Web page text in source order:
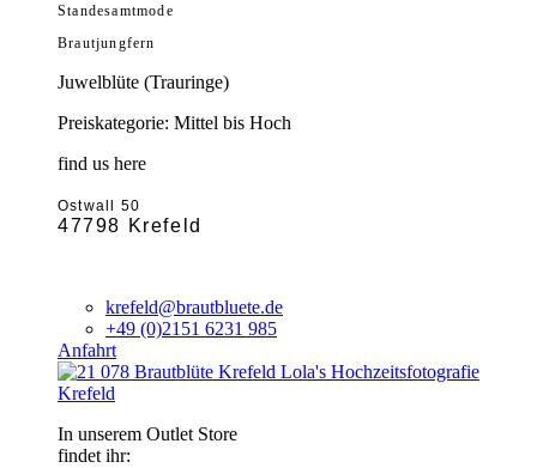
Standesamtmode
Brautjungfern
Juwelblüte (Trauringe)
Preiskategorie: Mittel bis Hoch
find us here
Ostwall 50
47798 Krefeld
krefeld@brautbluete.de
+49 (0)2151 6231 985
Anfahrt
Krefeld
In unserem Outlet Store
findet ihr: